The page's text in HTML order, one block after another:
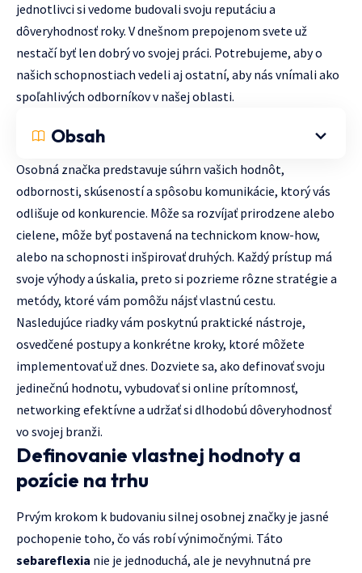
jednotlivci si vedome budovali svoju reputáciu a
dôveryhodnosť roky. V dnešnom prepojenom svete už
nestačí byť len dobrý vo svojej práci. Potrebujeme, aby o
našich schopnostiach vedeli aj ostatní, aby nás vnímali ako
spoľahlivých odborníkov v našej oblasti.
Obsah
Osobná značka predstavuje súhrn vašich hodnôt,
odbornosti, skúseností a spôsobu komunikácie, ktorý vás
odlišuje od konkurencie. Môže sa rozvíjať prirodzene alebo
cielene, môže byť postavená na technickom know-how,
alebo na schopnosti inšpirovať druhých. Každý prístup má
svoje výhody a úskalia, preto si pozrieme rôzne stratégie a
metódy, ktoré vám pomôžu nájsť vlastnú cestu.
Nasledujúce riadky vám poskytnú praktické nástroje,
osvedčené postupy a konkrétne kroky, ktoré môžete
implementovať už dnes. Dozviete sa, ako definovať svoju
jedinečnú hodnotu, vybudovať si online prítomnosť,
networking efektívne a udržať si dlhodobú dôveryhodnosť
vo svojej branži.
Definovanie vlastnej hodnoty a
pozície na trhu
Prvým krokom k budovaniu silnej osobnej značky je jasné
pochopenie toho, čo vás robí výnimočnými. Táto
sebareflexia nie je jednoduchá, ale je nevyhnutná pre